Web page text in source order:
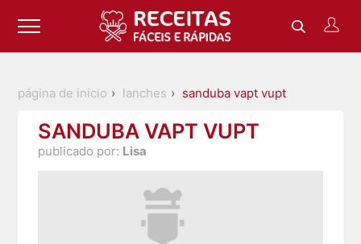
página de inicio lanches sanduba vapt vupt
SANDUBA VAPT VUPT
publicado por: Lisa